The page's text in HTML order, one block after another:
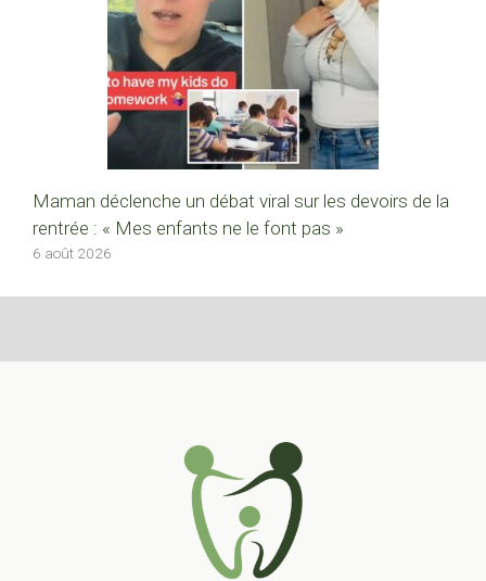
Maman déclenche un débat viral sur les devoirs de la
rentrée : « Mes enfants ne le font pas »
6 août 2026